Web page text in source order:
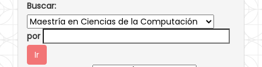
Buscar:
por